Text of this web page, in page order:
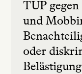
TUP
und
oder